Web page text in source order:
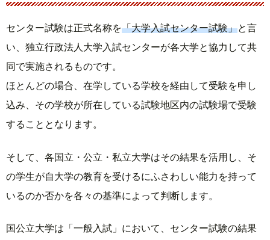
センター試験は正式名称を「大学入試センター試験」と言
い、独立行政法人大学入試センターが各大学と協力して共
同で実施されるものです。
ほとんどの場合、在学している学校を経由して受験を申し
込み、その学校が所在している試験地区内の試験場で受験
することとなります。
そして、各国立・公立・私立大学はその結果を活用し、そ
の学生が自大学の教育を受けるにふさわしい能力を持って
いるのか否かを各々の基準によって判断します。
国公立大学は「一般入試」において、センター試験の結果